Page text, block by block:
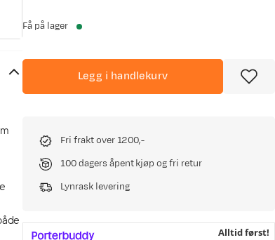
Få på lager
Legg i handlekurv
Fri frakt over 1200,-
100 dagers åpent kjøp og fri retur
Lynrask levering
Alltid først!